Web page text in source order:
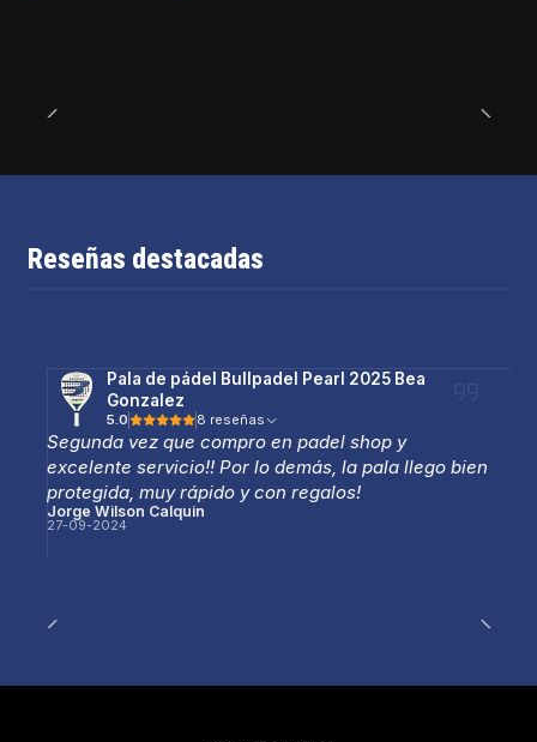
Reseñas destacadas
Pala de pádel Bullpadel Pearl 2025 Bea
Gonzalez
5.0 8 reseñas
Segunda vez que compro en padel shop y
excelente servicio!! Por lo demás, la pala llego bien
protegida, muy rápido y con regalos!
Jorge Wilson Calquin
27-09-2024